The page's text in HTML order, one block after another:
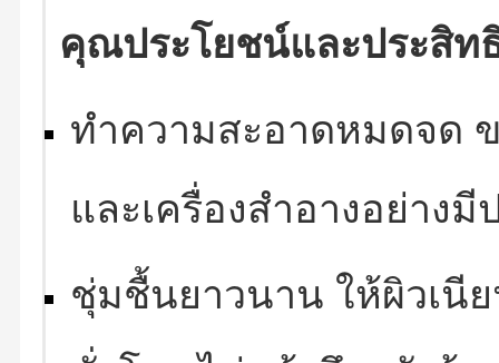
คุณประโยชน์และประสิท
ทำความสะอาดหมดจด
และเครื่องสำอางอย่าง
ชุ่มชื้นยาวนาน ให้ผิวเนี